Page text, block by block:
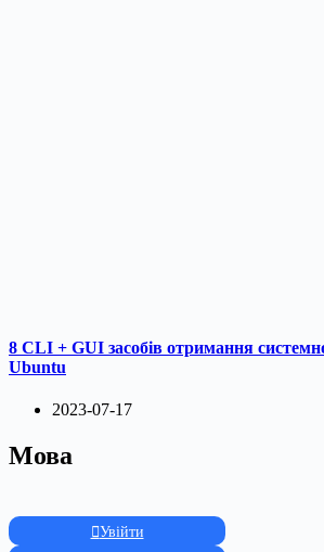
8 CLI + GUI засобів отримання
Ubuntu
2023-07-17
Мова
Увійти